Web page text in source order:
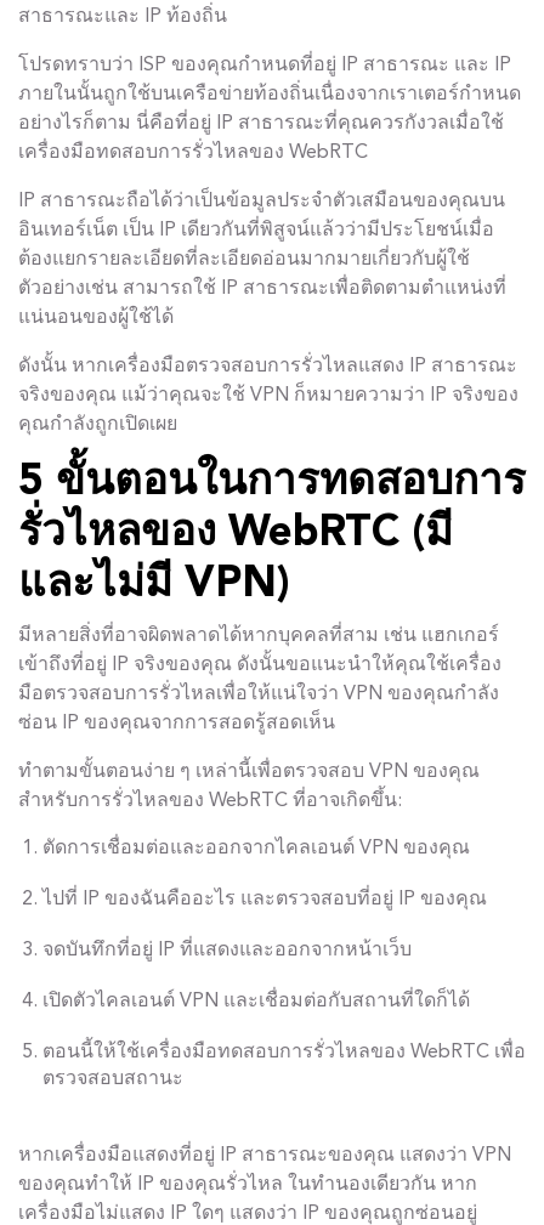
สาธารณะและ IP ท้องถิ่น
โปรดทราบว่า ISP ของคุณกำหนดที่อยู่ IP สาธารณะ และ IP
ภายในนั้นถูกใช้บนเครือข่ายท้องถิ่นเนื่องจากเราเตอร์กำหนด
อย่างไรก็ตาม นี่คือที่อยู่ IP สาธารณะที่คุณควรกังวลเมื่อใช้
เครื่องมือทดสอบการรั่วไหลของ WebRTC
IP สาธารณะถือได้ว่าเป็นข้อมูลประจำตัวเสมือนของคุณบน
อินเทอร์เน็ต เป็น IP เดียวกันที่พิสูจน์แล้วว่ามีประโยชน์เมื่อ
ต้องแยกรายละเอียดที่ละเอียดอ่อนมากมายเกี่ยวกับผู้ใช้
ตัวอย่างเช่น สามารถใช้ IP สาธารณะเพื่อติดตามตำแหน่งที่
แน่นอนของผู้ใช้ได้
ดังนั้น หากเครื่องมือตรวจสอบการรั่วไหลแสดง IP สาธารณะ
จริงของคุณ แม้ว่าคุณจะใช้ VPN ก็หมายความว่า IP จริงของ
คุณกำลังถูกเปิดเผย
5 ขั้นตอนในการทดสอบการ
รั่วไหลของ WebRTC (มี
และไม่มี VPN)
มีหลายสิ่งที่อาจผิดพลาดได้หากบุคคลที่สาม เช่น แฮกเกอร์
เข้าถึงที่อยู่ IP จริงของคุณ ดังนั้นขอแนะนำให้คุณใช้เครื่อง
มือตรวจสอบการรั่วไหลเพื่อให้แน่ใจว่า VPN ของคุณกำลัง
ซ่อน IP ของคุณจากการสอดรู้สอดเห็น
ทำตามขั้นตอนง่าย ๆ เหล่านี้เพื่อตรวจสอบ VPN ของคุณ
สำหรับการรั่วไหลของ WebRTC ที่อาจเกิดขึ้น:
ตัดการเชื่อมต่อและออกจากไคลเอนต์ VPN ของคุณ
ไปที่ IP ของฉันคืออะไร และตรวจสอบที่อยู่ IP ของคุณ
จดบันทึกที่อยู่ IP ที่แสดงและออกจากหน้าเว็บ
เปิดตัวไคลเอนต์ VPN และเชื่อมต่อกับสถานที่ใดก็ได้
ตอนนี้ให้ใช้เครื่องมือทดสอบการรั่วไหลของ WebRTC เพื่อ
ตรวจสอบสถานะ
หากเครื่องมือแสดงที่อยู่ IP สาธารณะของคุณ แสดงว่า VPN
ของคุณทำให้ IP ของคุณรั่วไหล ในทำนองเดียวกัน หาก
เครื่องมือไม่แสดง IP ใดๆ แสดงว่า IP ของคุณถูกซ่อนอยู่